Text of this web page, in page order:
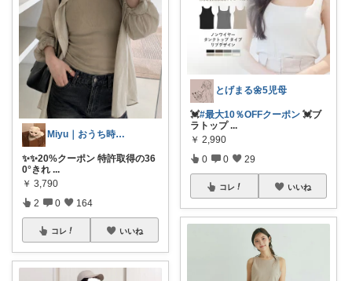
Miyu｜おうち時間の小さな幸せ🌸
✨✨20%クーポン 特許取得の36
0°きれ ...
￥ 3,790
2 0 164
コレ いいね
とげまる🌼5児母
💓#最大10％OFFクーポン 💓ブ
ラトップ ...
￥ 2,990
0 0 29
コレ いいね